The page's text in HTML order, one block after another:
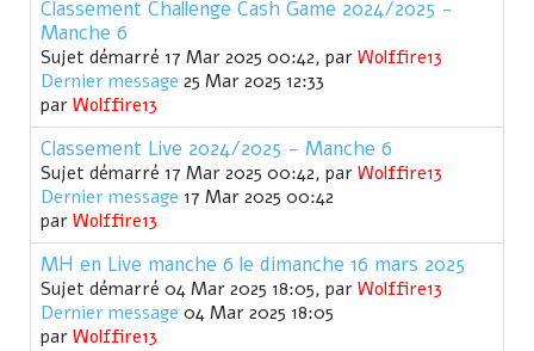
Classement Challenge Cash Game 2024/2025 -
Manche 6
Sujet démarré 17 Mar 2025 00:42, par Wolffire13
Dernier message 25 Mar 2025 12:33
par Wolffire13
Classement Live 2024/2025 - Manche 6
Sujet démarré 17 Mar 2025 00:42, par Wolffire13
Dernier message 17 Mar 2025 00:42
par Wolffire13
MH en Live manche 6 le dimanche 16 mars 2025
Sujet démarré 04 Mar 2025 18:05, par Wolffire13
Dernier message 04 Mar 2025 18:05
par Wolffire13